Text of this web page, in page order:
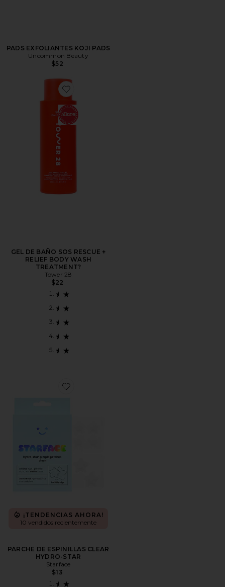
PADS EXFOLIANTES KOJI PADS
Uncommon Beauty
$52
Favorite GEL DE BAÑO SOS RESCUE + RELIEF
GEL DE BAÑO SOS RESCUE +
RELIEF BODY WASH
TREATMENT?
Tower 28
$22
Favorite PARCHE DE ESPINILLAS CLEAR HYDRO-
¡TENDENCIAS AHORA!
10 vendidos recientemente
PARCHE DE ESPINILLAS CLEAR
HYDRO-STAR
Starface
$13